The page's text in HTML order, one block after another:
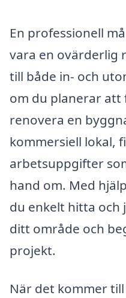
En professionell
vara en ovärderlig
till både in- och
om du planerar att
renovera en
kommersiell lokal,
arbetsuppgifter
hand om. Med
du enkelt hitta och
ditt område och
projekt.
När det kommer